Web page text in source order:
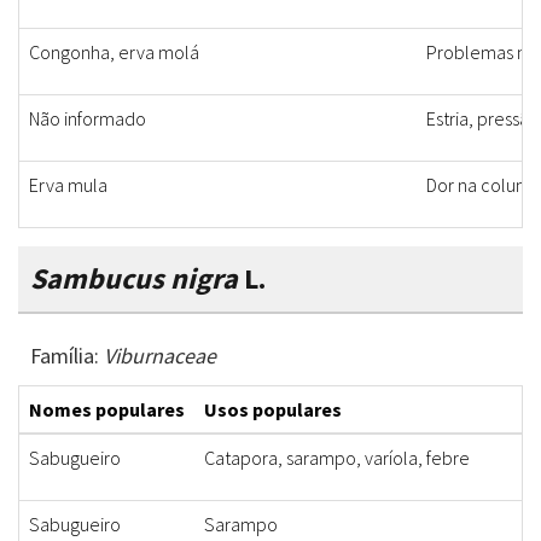
Congonha, erva molá Problemas
Não informado Estria,
Erva mula Dor na
Sambucus nigraL.
Família: Viburnaceae
Nomes populares
Usos populares
Sabugueiro
Catapora, sarampo, varíola, febre
Sabugueiro Sarampo